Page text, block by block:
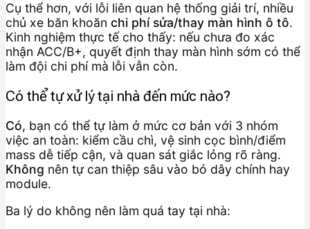
Cụ thể hơn, với lỗi liên quan hệ thống giải trí, nhiều
chủ xe băn khoăn chi phí sửa/thay màn hình ô tô.
Kinh nghiệm thực tế cho thấy: nếu chưa đo xác
nhận ACC/B+, quyết định thay màn hình sớm có thể
làm đội chi phí mà lỗi vẫn còn.
Có thể tự xử lý tại nhà đến mức nào?
Có, bạn có thể tự làm ở mức cơ bản với 3 nhóm
việc an toàn: kiểm cầu chì, vệ sinh cọc bình/điểm
mass dễ tiếp cận, và quan sát giắc lỏng rõ ràng.
Không nên tự can thiệp sâu vào bó dây chính hay
module.
Ba lý do không nên làm quá tay tại nhà: